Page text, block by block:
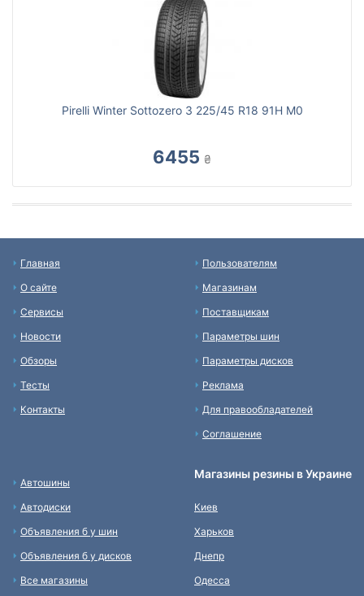
Pirelli Winter Sottozero 3 225/45 R18 91H M0
6455 ₴
Главная
О сайте
Сервисы
Новости
Обзоры
Тесты
Контакты
Пользователям
Магазинам
Поставщикам
Параметры шин
Параметры дисков
Реклама
Для правообладателей
Соглашение
Автошины
Автодиски
Объявления б у шин
Объявления б у дисков
Все магазины
Магазины резины в Украине
Киев
Харьков
Днепр
Одесса